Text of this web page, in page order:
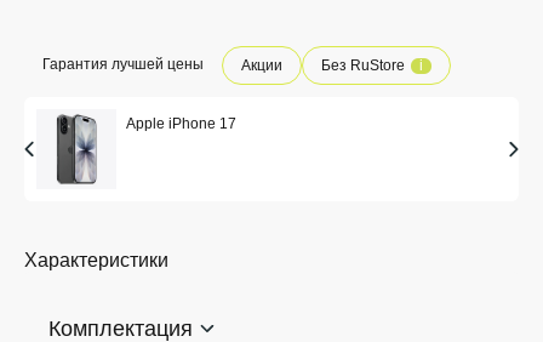
Гарантия лучшей цены Акции Без RuStore i
Apple iPhone 17
Характеристики
Комплектация